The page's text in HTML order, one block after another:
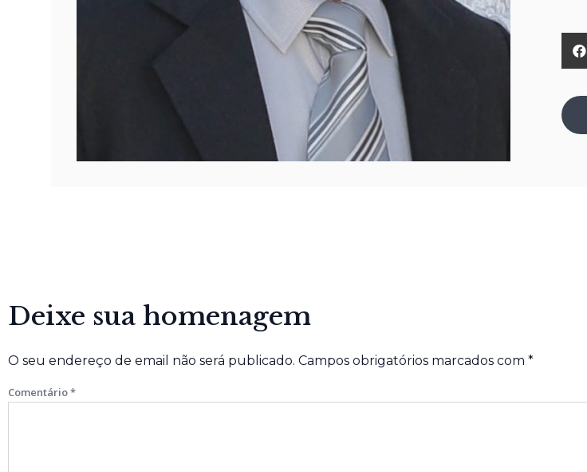
Deixe sua homenagem
O seu endereço de email não será publicado. Campos obrigatórios marcados com *
Comentário*